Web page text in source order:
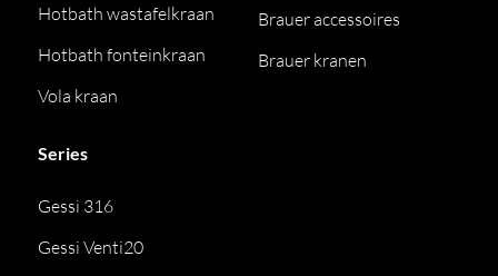
Hotbath wastafelkraan
Hotbath fonteinkraan
Vola kraan
Brauer accessoires
Brauer kranen
Series
Gessi 316
Gessi Venti20